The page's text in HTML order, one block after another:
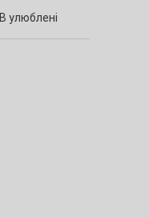
В улюблені